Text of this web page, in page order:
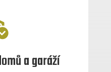
a garáží